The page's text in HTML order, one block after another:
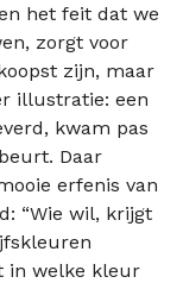
het feit dat we
zorgt voor
zijn, maar
illustratie: een
kwam pas
Daar
erfenis van
“Wie wil, krijgt
in welke kleur